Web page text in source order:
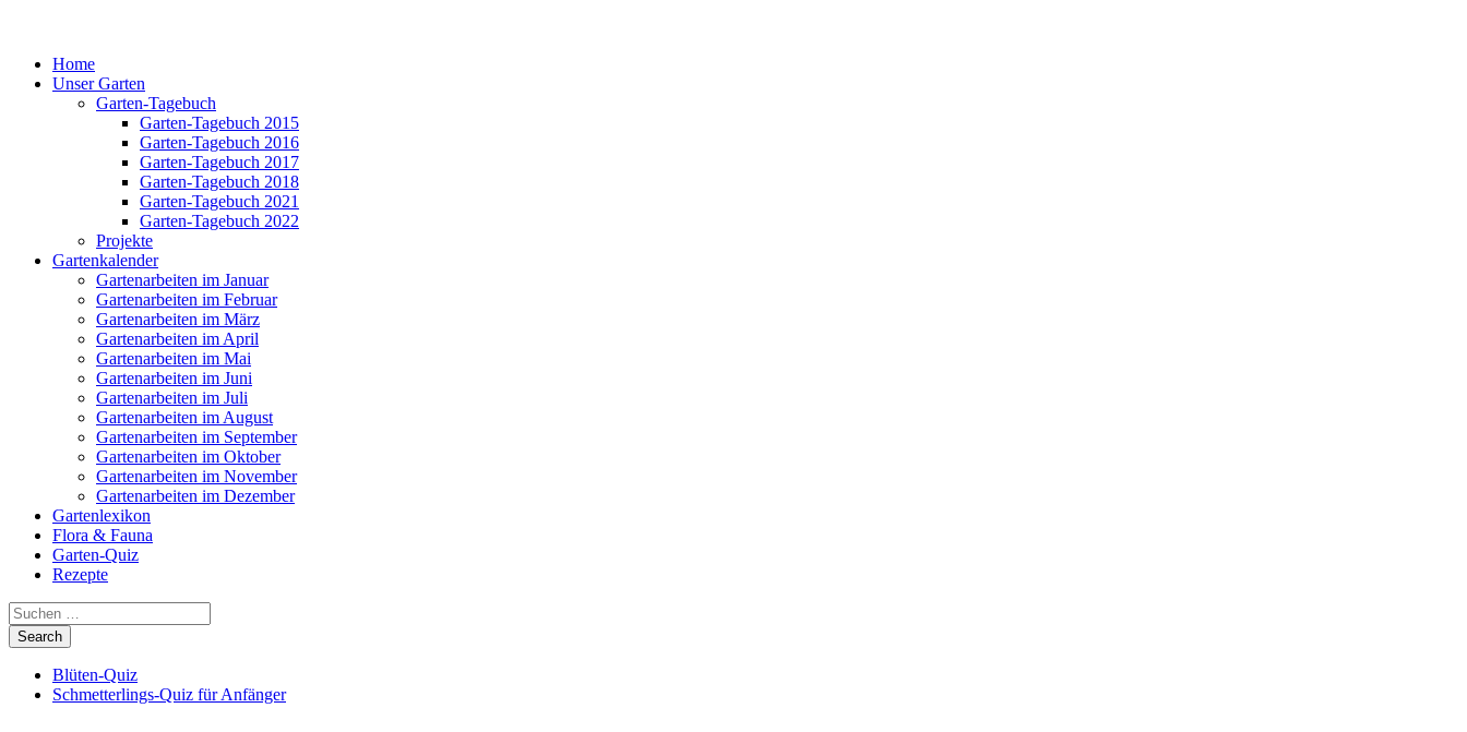
Home
Unser Garten
Garten-Tagebuch
Garten-Tagebuch 2015
Garten-Tagebuch 2016
Garten-Tagebuch 2017
Garten-Tagebuch 2018
Garten-Tagebuch 2021
Garten-Tagebuch 2022
Projekte
Gartenkalender
Gartenarbeiten im Januar
Gartenarbeiten im Februar
Gartenarbeiten im März
Gartenarbeiten im April
Gartenarbeiten im Mai
Gartenarbeiten im Juni
Gartenarbeiten im Juli
Gartenarbeiten im August
Gartenarbeiten im September
Gartenarbeiten im Oktober
Gartenarbeiten im November
Gartenarbeiten im Dezember
Gartenlexikon
Flora & Fauna
Garten-Quiz
Rezepte
Blüten-Quiz
Schmetterlings-Quiz für Anfänger